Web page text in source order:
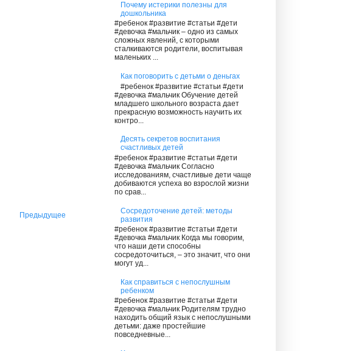
Предыдущее
Почему истерики полезны для
дошкольника
#ребенок #развитие #статьи #дети
#девочка #мальчик – одно из самых
сложных явлений, с которыми
сталкиваются родители, воспитывая
маленьких ...
Как поговорить с детьми о деньгах
#ребенок #развитие #статьи #дети
#девочка #мальчик Обучение детей
младшего школьного возраста дает
прекрасную возможность научить их
контро...
Десять секретов воспитания
счастливых детей
#ребенок #развитие #статьи #дети
#девочка #мальчик Согласно
исследованиям, счастливые дети чаще
добиваются успеха во взрослой жизни
по срав...
Сосредоточение детей: методы
развития
#ребенок #развитие #статьи #дети
#девочка #мальчик Когда мы говорим,
что наши дети способны
сосредоточиться, – это значит, что они
могут уд...
Как справиться с непослушным
ребенком
#ребенок #развитие #статьи #дети
#девочка #мальчик Родителям трудно
находить общий язык с непослушными
детьми: даже простейшие
повседневные...